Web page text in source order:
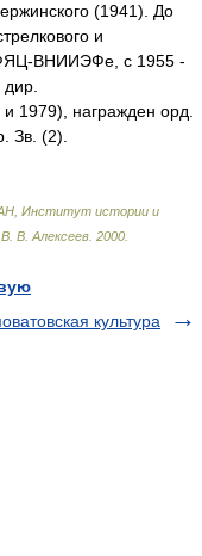
(1941). До
и
ВНИИЭФе, c 1955 -
1979), награжден орд.
Зв. (2).
Институт истории и
В. Алексеев 2000
культура